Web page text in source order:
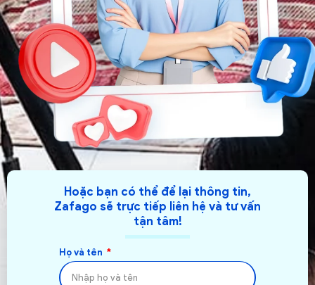
Hoặc bạn có thể để lại thông tin,
Zafago sẽ trực tiếp liên hệ và tư vấn
tận tâm!
Họ và tên